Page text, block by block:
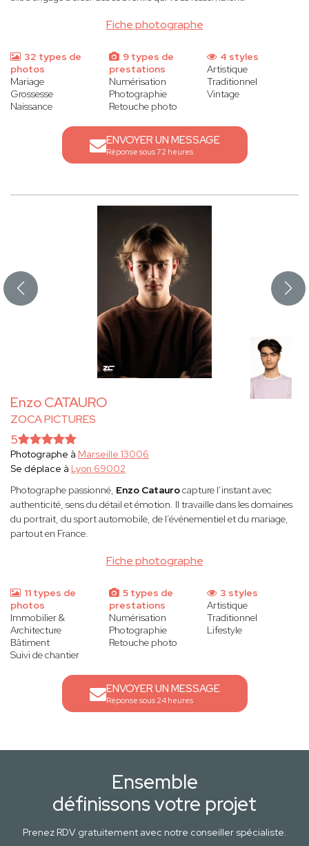
Fiche photographe
32 types de
photos
Mariage
Grossesse
Naissance
9 types de
prestations
Numérisation
Photographie
Retouche photo
4 styles
Artistique
Traditionnel
Vintage
ENVOYER UN MESSAGE
Réponse sous 72 heures
Enzo CATAURO
ZOCA PICTURES
Fiche photographe
5
Photographe à Marseille 13006
Se déplace à Lyon 69002
Photographe passionné, Enzo Cataurocapture l’instant avec
authenticité, sens du détail et émotion. Il travaille dans les domaines
du portrait, du sport automobile, de l’événementiel et du mariage,
partout en France.
11 types de
photos
Immobilier &
Architecture
Bâtiment
Suivi de chantier
5 types de
prestations
Numérisation
Photographie
Retouche photo
3 styles
Artistique
Traditionnel
Lifestyle
ENVOYER UN MESSAGE
Réponse sous 24 heures
Ensemble
définissons votre projet
Prenez RDV gratuitement avec notre conseiller spécialiste.